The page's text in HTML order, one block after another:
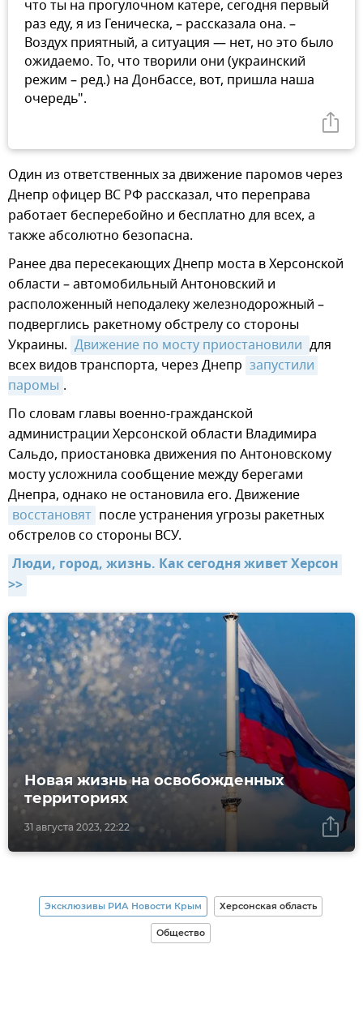
что ты на прогулочном катере, сегодня первый
раз еду, я из Геническа, – рассказала она. –
Воздух приятный, а ситуация — нет, но это было
ожидаемо. То, что творили они (украинский
режим – ред.) на Донбассе, вот, пришла наша
очередь".
Один из ответственных за движение паромов через
Днепр офицер ВС РФ рассказал, что переправа
работает бесперебойно и бесплатно для всех, а
также абсолютно безопасна.
Ранее два пересекающих Днепр моста в Херсонской
области – автомобильный Антоновский и
расположенный неподалеку железнодорожный –
подверглись ракетному обстрелу со стороны
Украины. Движение по мосту приостановили для
всех видов транспорта, через Днепр запустили
паромы .
По словам главы военно-гражданской
администрации Херсонской области Владимира
Сальдо, приостановка движения по Антоновскому
мосту усложнила сообщение между берегами
Днепра, однако не остановила его. Движение
восстановят после устранения угрозы ракетных
обстрелов со стороны ВСУ.
Люди, город, жизнь. Как сегодня живет Херсон
>>
31 августа 2023, 22:22
Новая жизнь на освобожденных
территориях
Эксклюзивы РИА Новости Крым Херсонская область
Общество